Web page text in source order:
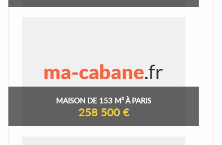
MAISON DE 153 M² À PARIS
258 500 €